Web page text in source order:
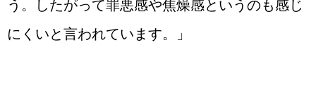
う。したがって罪悪感や焦燥感というのも感じ
にくいと言われています。」